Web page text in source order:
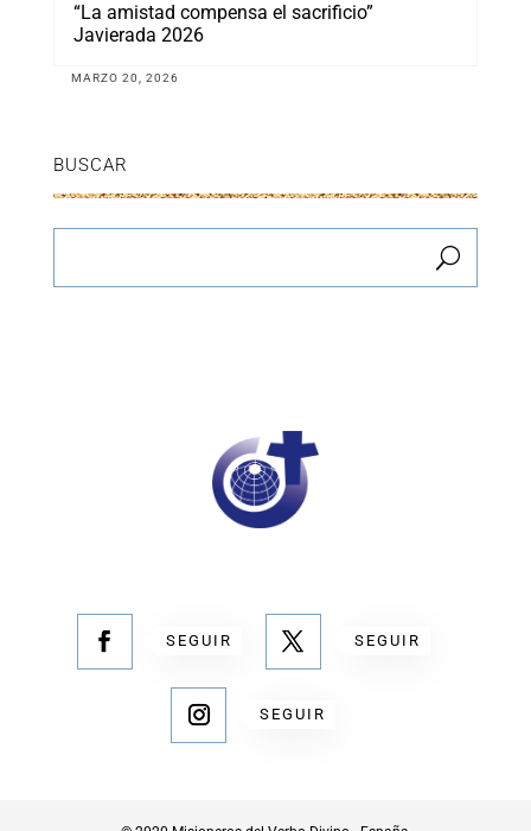
“La amistad compensa el sacrificio”
Javierada 2026
MARZO 20, 2026
BUSCAR
SEGUIR SEGUIR
SEGUIR